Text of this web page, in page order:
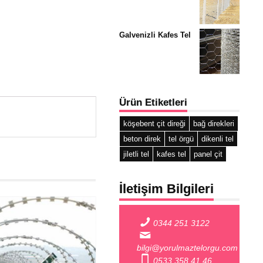
Galvenizli Kafes Tel
Ürün Etiketleri
köşebent çit direği
bağ direkleri
beton direk
tel örgü
dikenli tel
jiletli tel
kafes tel panel çit
İletişim Bilgileri
0344 251 3122
bilgi@yorulmaztelorgu.com
0533 358 41 46